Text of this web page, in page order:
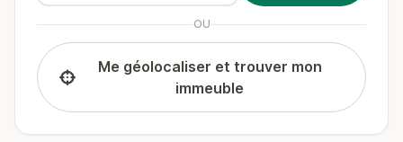
OU
Me géolocaliser et trouver mon
immeuble